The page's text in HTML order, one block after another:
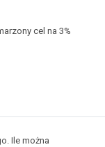
cel na 3%
Ile można